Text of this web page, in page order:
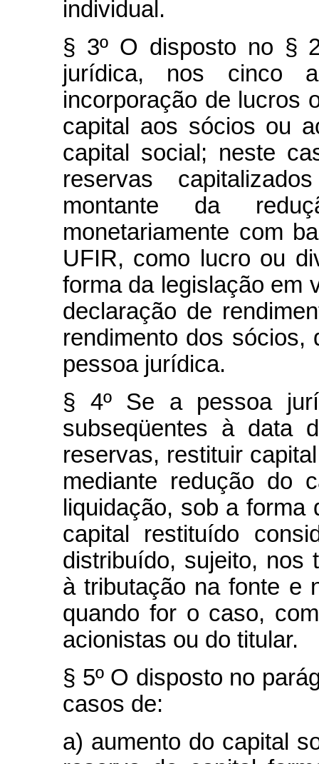
individual.
§ 3º O disposto no §
jurídica, nos cinco
incorporação de lucros
capital aos sócios ou
capital social; neste
reservas
montante da
monetariamente com
UFIR, como lucro ou
forma da legislação em
declaração de
rendimento dos sócios,
pessoa jurídica.
§ 4º Se a pessoa
subseqüentes à data
reservas, restituir
mediante redução do
liquidação, sob a
capital restituído
distribuído, sujeito, nos
à tributação na fonte e
quando for o caso,
acionistas ou do titular.
§ 5º O disposto no
casos de:
a) aumento do capital